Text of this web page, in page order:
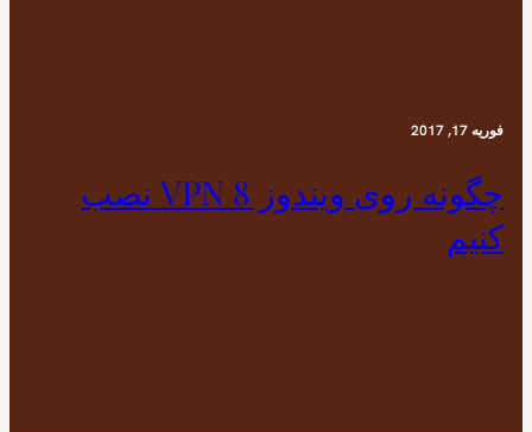
فوریه 17, 2017
چگونه روی ویندوز 8 VPN نصب
کنیم